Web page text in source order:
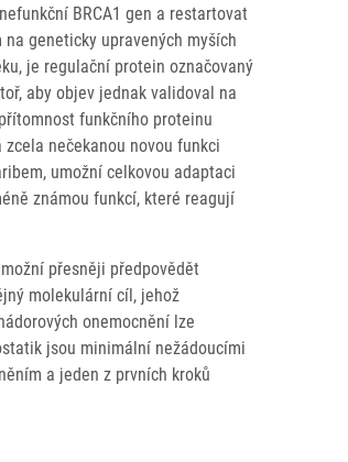
BRCA1 gen a restartovat
geneticky upravených myších
je regulační protein označovaný
aby objev jednak validoval na
funkčního proteinu
nečekanou novou funkci
umožní celkovou adaptaci
známou funkcí, které reagují
přesněji předpovědět
molekulární cíl, jehož
onemocnění lze
jsou minimální nežádoucími
a jeden z prvních kroků